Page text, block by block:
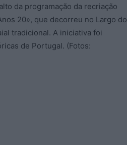
da programação da recriação
20», que decorreu no Largo do
tradicional. A iniciativa foi
de Portugal. (Fotos: